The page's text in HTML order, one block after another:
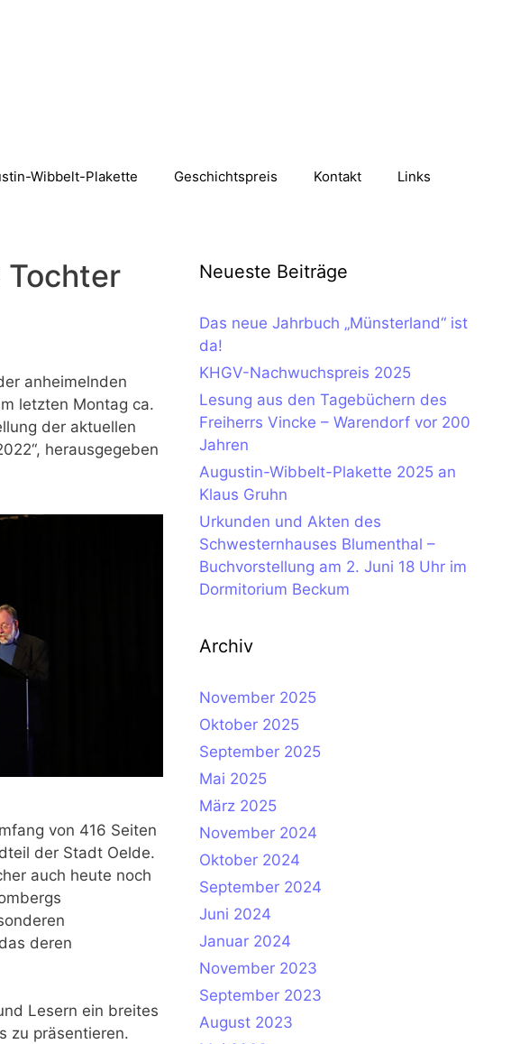
Wibbelt-Plakette Geschichtspreis Kontakt Links
Tochter
anheimelnden
letzten Montag ca.
der aktuellen
herausgegeben
von 416 Seiten
der Stadt Oelde.
auch heute noch
deren
Lesern ein breites
zu präsentieren.
Neueste Beiträge
Das neue Jahrbuch „Münsterland“ ist
da!
KHGV-Nachwuchspreis 2025
Lesung aus den Tagebüchern des
Freiherrs Vincke – Warendorf vor 200
Jahren
Augustin-Wibbelt-Plakette 2025 an
Klaus Gruhn
Urkunden und Akten des
Schwesternhauses Blumenthal –
Buchvorstellung am 2. Juni 18 Uhr im
Dormitorium Beckum
Archiv
November 2025
Oktober 2025
September 2025
Mai 2025
März 2025
November 2024
Oktober 2024
September 2024
Juni 2024
Januar 2024
November 2023
September 2023
August 2023